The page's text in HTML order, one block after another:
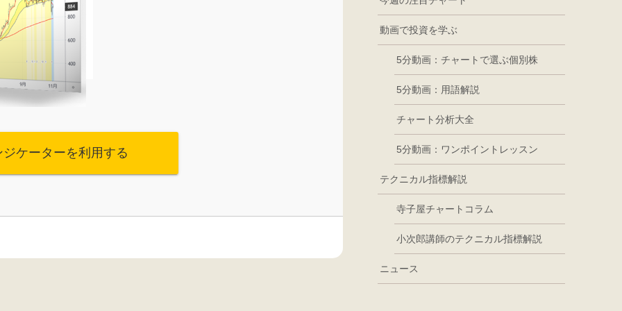
ケーターを利用する
動画で投資を学ぶ
5分動画：チャートで選ぶ個別株
5分動画：用語解説
チャート分析大全
5分動画：ワンポイントレッスン
テクニカル指標解説
寺子屋チャートコラム
小次郎講師のテクニカル指標解説
ニュース